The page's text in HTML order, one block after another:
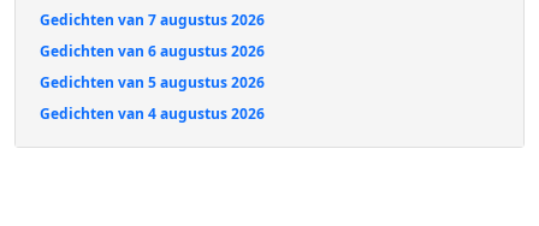
Gedichten van 7 augustus 2026
Gedichten van 6 augustus 2026
Gedichten van 5 augustus 2026
Gedichten van 4 augustus 2026